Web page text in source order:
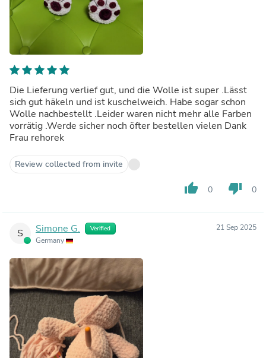
Die Lieferung verlief gut, und die Wolle ist super .Lässt
sich gut häkeln und ist kuschelweich. Habe sogar schon
Wolle nachbestellt .Leider waren nicht mehr alle Farben
vorrätig .Werde sicher noch öfter bestellen vielen Dank
Frau rehorek
Review collected from invite
thumb_up 0 thumb_down 0
S Simone G. Verified
Germany
21 Sep 2025